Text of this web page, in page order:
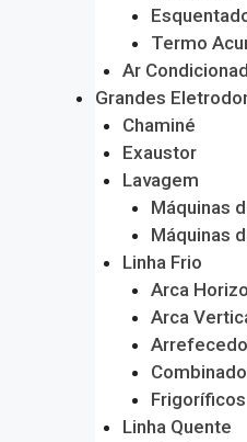
Termo
Ar
Grandes
Chaminé
Exaustor
Lavagem
Máquinas
Máquinas
Linha Frio
Arca
Arca
Frigoríficos
Linha Quente